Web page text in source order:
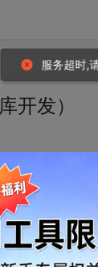
开发）
，公司是做
服务超时,